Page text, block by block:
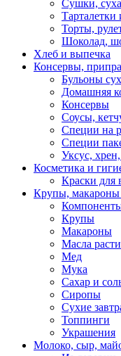
Сушки,
Тарталетки
Торты,
Шоколад,
Хлеб и выпечка
Консервы,
Бульоны
Домашняя
Консервы
Соусы,
Специи на
Специи
Уксус,
Косметика и
Краски для
Крупы, макароны
Крупы
Макароны
Масла
Мед
Мука
Сахар и
Сиропы
Сухие
Топпинги
Украшения
Молоко, сыр,